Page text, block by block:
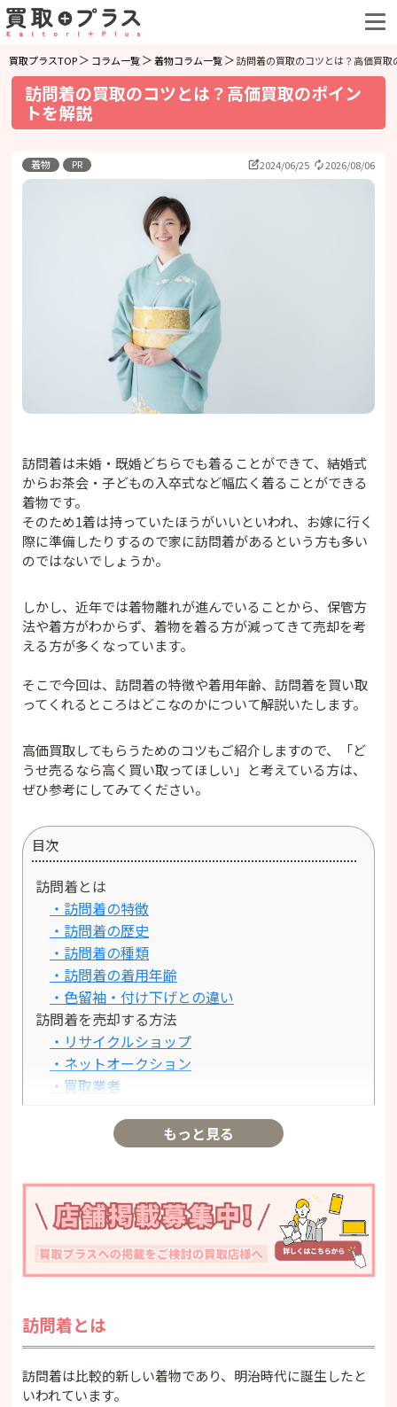
買取プラスTOP コラム一覧 着物コラム一覧 訪問着の買取のコツとは？高価買取
訪問着の買取のコツとは？高価買取のポイン
トを解説
2024/06/25 2026/08/06
着物 PR
訪問着は未婚・既婚どちらでも着ることができて、結婚式
からお茶会・子どもの入卒式など幅広く着ることができる
着物です。
そのため1着は持っていたほうがいいといわれ、お嫁に行く
際に準備したりするので家に訪問着があるという方も多い
のではないでしょうか。
しかし、近年では着物離れが進んでいることから、保管方
法や着方がわからず、着物を着る方が減ってきて売却を考
える方が多くなっています。
そこで今回は、訪問着の特徴や着用年齢、訪問着を買い取
ってくれるところはどこなのかについて解説いたします。
高価買取してもらうためのコツもご紹介しますので、「ど
うせ売るなら高く買い取ってほしい」と考えている方は、
ぜひ参考にしてみてください。
目次
訪問着とは
・訪問着の特徴
・訪問着の歴史
・訪問着の種類
・訪問着の着用年齢
・色留袖・付け下げとの違い
訪問着を売却する方法
・リサイクルショップ
・ネットオークション
・買取業者
・他の着物の買取相場との比較
・高く買取ってもらえる訪問着の特徴
・訪問着の丈が長くてサイズが大きいもの
・有名作家や伝統工芸品のもので証紙や落款が
あるもの
・バイセル
・福ちゃん
・ゴールド
まとめ
もっと見る
訪問着とは
訪問着は比較的新しい着物であり、明治時代に誕生したと
いわれています。